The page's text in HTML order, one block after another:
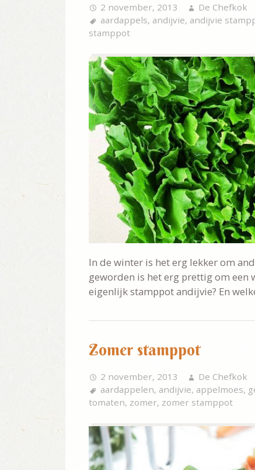
2 november, 2013 De Chefkok
aardappels, andijvie, andijvie
stamppot
In de winter is het erg lekker om
geworden is het erg prettig om een
eigenlijk stamppot andijvie? En
Zomer stamppot
2 november, 2013 De Chefkok
aardappelen, andijvie, appelmoes,
tomaten, zomer, zomer stamppot